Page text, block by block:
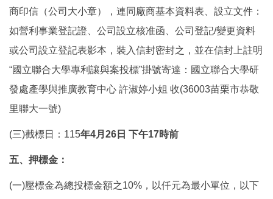
商印信（公司大小章），連同廠商基本資料表、設立文件：
如營利事業登記證、公司設立核准函、公司登記/變更資料
或公司設立登記表影本，裝入信封密封之，並在信封上註明
“國立聯合大學專利讓與案投標”掛號寄達：國立聯合大學研
發處產學與推廣教育中心 許淑婷小姐 收(36003苗栗市恭敬
里聯大一號)
(三)截標日：115年4月26 日 下午17時前
五、押標金：
(一)壓標金為總投標金額之10%，以仟元為最小單位，以下